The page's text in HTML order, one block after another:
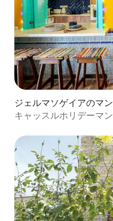
ジェルマソゲイアのマ
キャッスルホリデーマ